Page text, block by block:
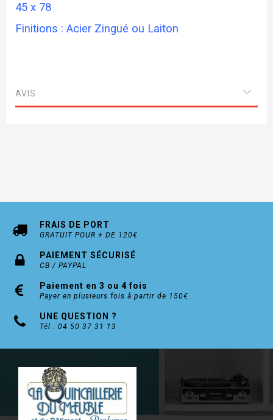
45 x 78
Finitions : Acier Zingué ou Laiton
AVIS
FRAIS DE PORT
GRATUIT POUR + DE 120€
PAIEMENT SÉCURISÉ
CB / PAYPAL
Paiement en 3 ou 4 fois
Payer en plusieurs fois à partir de 150€
UNE QUESTION ?
Tél : 04 50 37 31 13